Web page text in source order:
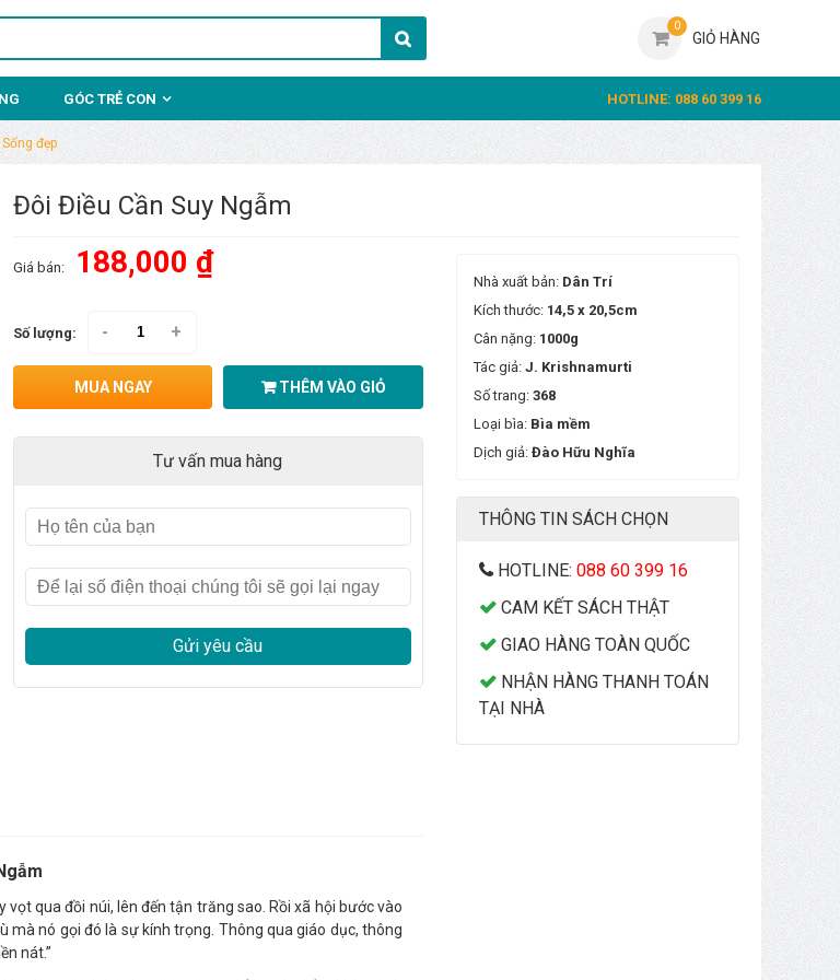
0
GIỎ HÀNG
GÓC TRẺ CON HOTLINE: 088 60 399 16
đẹp
Đôi Điều Cần Suy Ngẫm
Giá bán: 188,000 ₫
Số lượng: - +
MUA NGAY THÊM VÀO GIỎ
Tư vấn mua hàng
Gửi yêu cầu
Nhà xuất bản: Dân Trí
Kích thước: 14,5 x 20,5cm
Cân nặng: 1000g
Tác giả: J. Krishnamurti
Số trang: 368
Loại bìa: Bìa mềm
Dịch giả: Đào Hữu Nghĩa
THÔNG TIN SÁCH CHỌN
HOTLINE: 088 60 399 16
CAM KẾT SÁCH THẬT
GIAO HÀNG TOÀN QUỐC
NHẬN HÀNG THANH TOÁN
TẠI NHÀ
qua đồi núi, lên đến tận trăng sao. Rồi xã hội bước vào
nó gọi đó là sự kính trọng. Thông qua giáo dục, thông
nát.”